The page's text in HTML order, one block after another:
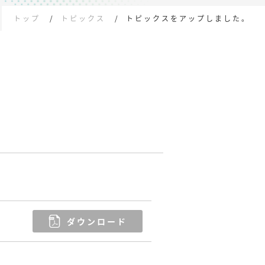
トップ トピックス トピックスをアップしました。
ダウンロード